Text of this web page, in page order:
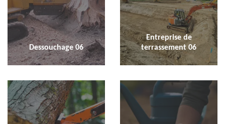
Dessouchage 06
Entreprise de
terrassement 06